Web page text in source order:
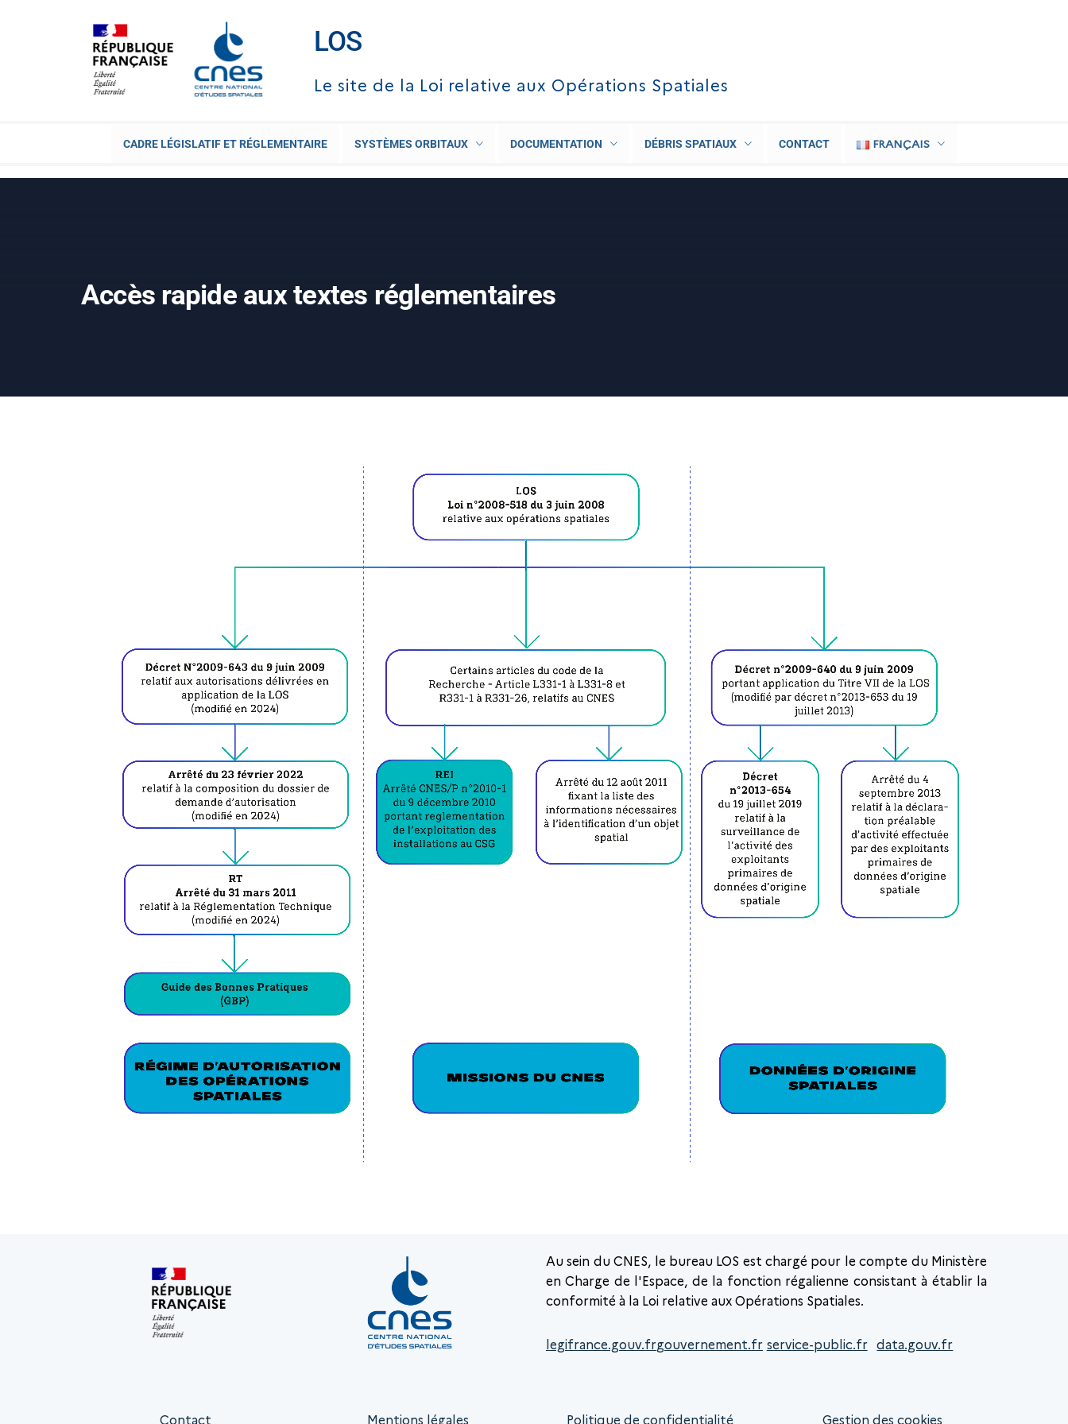
LOS
Le site de la Loi relative aux Opérations Spatiales
CADRE LÉGISLATIF ET RÉGLEMENTAIRE SYSTÈMES ORBITAUX DOCUMENTATION DÉBRIS SPATIAUX CONTACT FRANÇAIS
Accès rapide aux textes réglementaires
Au sein du CNES, le bureau LOS est chargé pour le compte du Ministère
en Charge de l'Espace, de la fonction régalienne consistant à établir la
conformité à la Loi relative aux Opérations Spatiales.
legifrance.gouv.frgouvernement.fr service-public.fr data.gouv.fr
Contact Mentions légales Politique de confidentialité Gestion des cookies